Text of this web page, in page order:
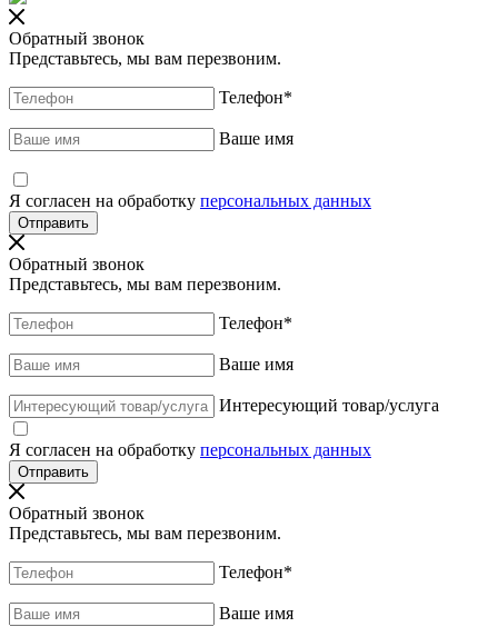
Обратный звонок
Представьтесь, мы вам перезвоним.
Телефон*
Ваше имя
Я согласен на обработку персональных данных
Обратный звонок
Представьтесь, мы вам перезвоним.
Телефон*
Ваше имя
Интересующий товар/услуга
Я согласен на обработку персональных данных
Обратный звонок
Представьтесь, мы вам перезвоним.
Телефон*
Ваше имя